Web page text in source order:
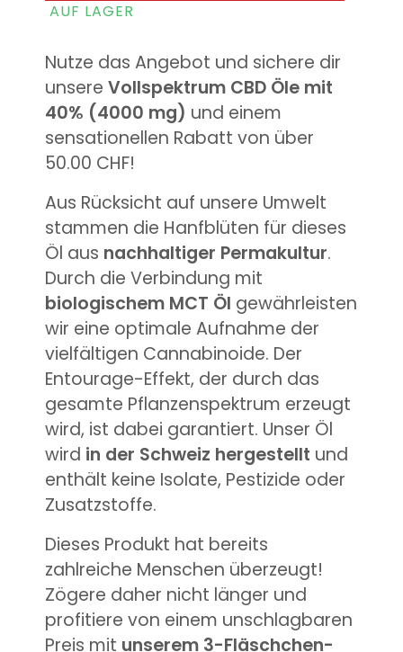
AUF LAGER
Nutze das Angebot und sichere dir
unsere Vollspektrum CBD Öle mit
40% (4000 mg) und einem
sensationellen Rabatt von über
50.00 CHF!
Aus Rücksicht auf unsere Umwelt
stammen die Hanfblüten für dieses
Öl aus nachhaltiger Permakultur.
Durch die Verbindung mit
biologischem MCT Öl gewährleisten
wir eine optimale Aufnahme der
vielfältigen Cannabinoide. Der
Entourage-Effekt, der durch das
gesamte Pflanzenspektrum erzeugt
wird, ist dabei garantiert. Unser Öl
wird in der Schweiz hergestellt und
enthält keine Isolate, Pestizide oder
Zusatzstoffe.
Dieses Produkt hat bereits
zahlreiche Menschen überzeugt!
Zögere daher nicht länger und
profitiere von einem unschlagbaren
Preis mit unserem 3-Fläschchen-